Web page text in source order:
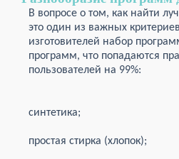
В вопросе о том, как найти
это один из важных
изготовителей набор
программ, что попадаются
пользователей на 99%:
синтетика;
простая стирка (хлопок);